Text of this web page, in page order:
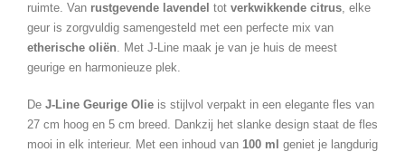
ruimte. Van rustgevende lavendel tot verkwikkende citrus, elke
geur is zorgvuldig samengesteld met een perfecte mix van
etherische oliën. Met J-Line maak je van je huis de meest
geurige en harmonieuze plek.
De J-Line Geurige Olie is stijlvol verpakt in een elegante fles van
27 cm hoog en 5 cm breed. Dankzij het slanke design staat de fles
mooi in elk interieur. Met een inhoud van 100 ml geniet je langdurig